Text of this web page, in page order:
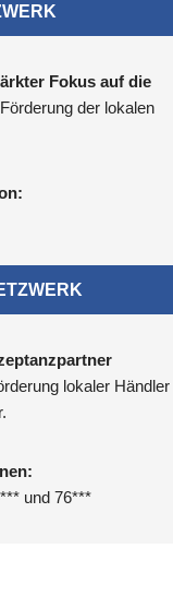
Fokus auf die
der lokalen
lokaler Händler
und 76***